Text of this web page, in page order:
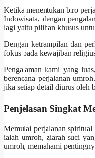
Ketika menentukan biro
Indowisata, dengan
lagi yaitu pilihan khusus
Dengan ketrampilan dan
fokus pada kewajiban
Pengalaman kami yang
berencana perjalanan
jika setiap detail diurus oleh
Penjelasan Singkat
Memulai perjalanan spiritual
ialah umroh, ziarah suci
umroh, memahami